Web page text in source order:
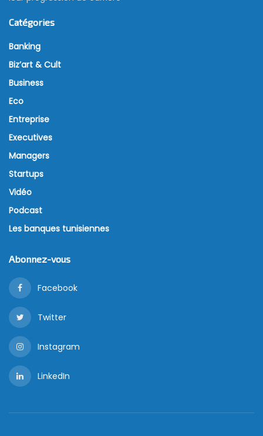
Catégories
Banking
Biz’art & Cult
Business
Eco
Entreprise
Executives
Managers
Startups
Vidéo
Podcast
Les banques tunisiennes
Abonnez-vous
Facebook
Twitter
Instagram
LinkedIn